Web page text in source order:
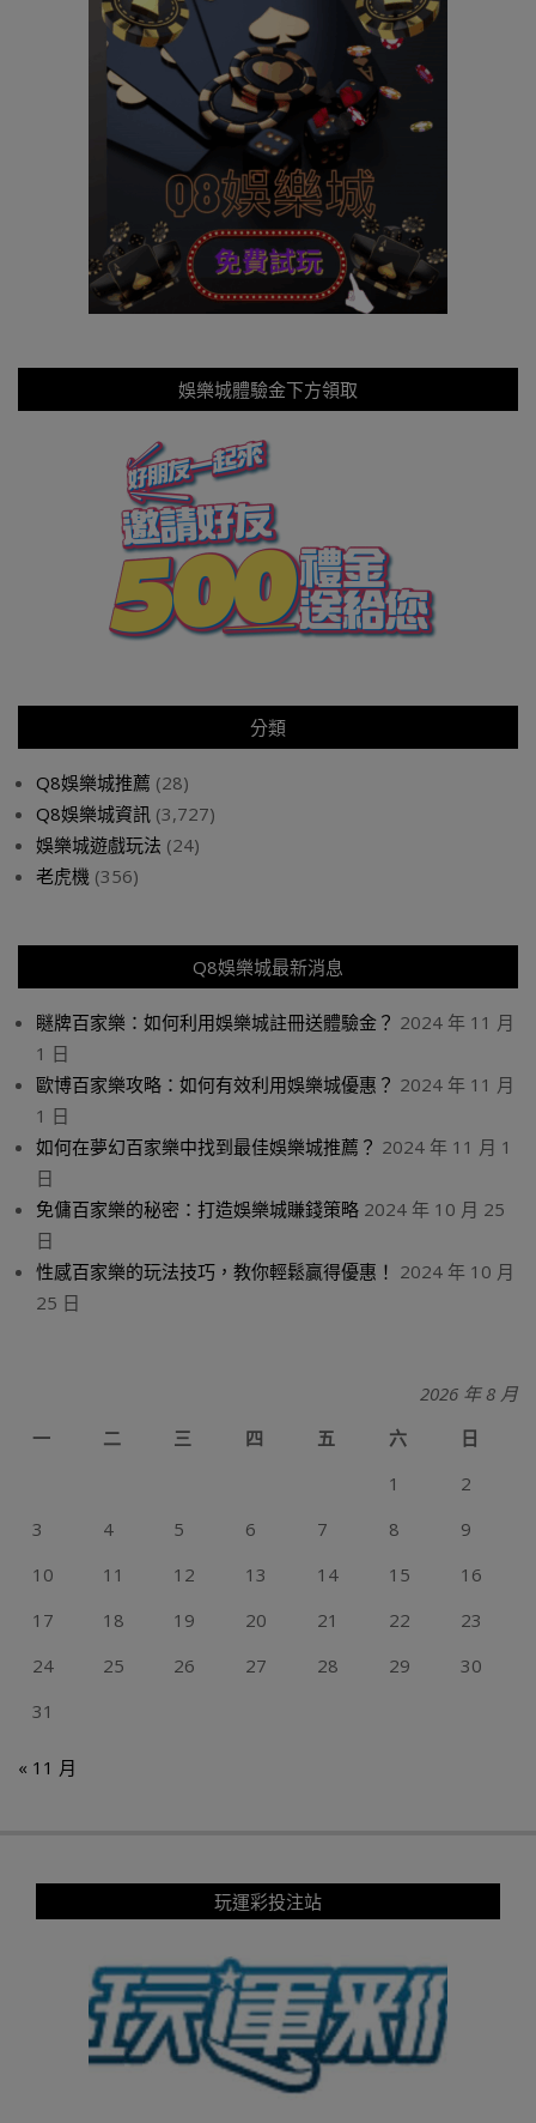
娛樂城體驗金下方領取
分類
Q8娛樂城推薦 (28)
Q8娛樂城資訊 (3,727)
娛樂城遊戲玩法 (24)
老虎機 (356)
Q8娛樂城最新消息
瞇牌百家樂：如何利用娛樂城註冊送體驗金？ 2024 年 11 月
1 日
歐博百家樂攻略：如何有效利用娛樂城優惠？ 2024 年 11 月
1 日
如何在夢幻百家樂中找到最佳娛樂城推薦？ 2024 年 11 月 1
日
免傭百家樂的秘密：打造娛樂城賺錢策略 2024 年 10 月 25
日
性感百家樂的玩法技巧，教你輕鬆贏得優惠！ 2024 年 10 月
25 日
2026 年 8 月
一
二 三 四 五 六
日
1
2
3
4 5 6 7 8
9
10
11 12 13 14 15
16
17
18 19 20 21 22
23
24
25 26 27 28 29
30
31
« 11 月
玩運彩投注站